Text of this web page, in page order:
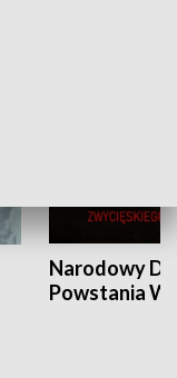
Narodowy
Powstania